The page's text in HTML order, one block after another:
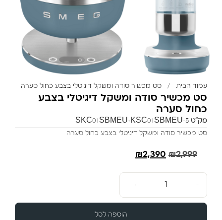
עמוד הבית / סט מכשיר סודה ומשקל דיגיטלי בצבע כחול סערה
סט מכשיר סודה ומשקל דיגיטלי בצבע
כחול סערה
מק"ט SKC01SBMEU+KSC01SBMEU-5
סט מכשיר סודה ומשקל דיגיטלי בצבע כחול סערה
₪2,999
₪2,390
-
+
הוספה לסל